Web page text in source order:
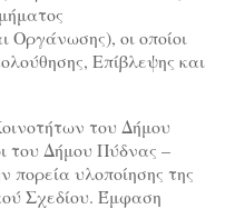
Οργάνωσης), οι οποίοι
Επίβλεψης και
του Δήμου
του Δήμου Πύδνας –
πορεία υλοποίησης της
Σχεδίου. Έμφαση